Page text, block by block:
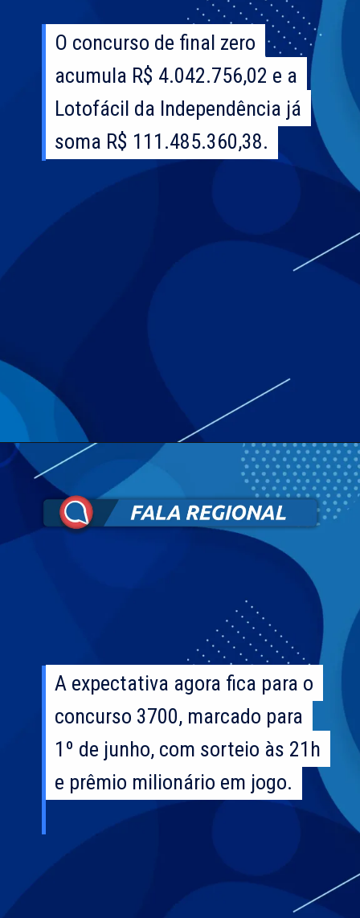
O concurso de final zero
acumula R$ 4.042.756,02 e a
Lotofácil da Independência já
soma R$ 111.485.360,38.
O concurso de final zero
acumula R$ 4.042.756,02 e a
Lotofácil da Independência já
soma R$ 111.485.360,38.
A expectativa agora fica para o
concurso 3700, marcado para
1º de junho, com sorteio às 21h
e prêmio milionário em jogo.
A expectativa agora fica para o
concurso 3700, marcado para
1º de junho, com sorteio às 21h
e prêmio milionário em jogo.